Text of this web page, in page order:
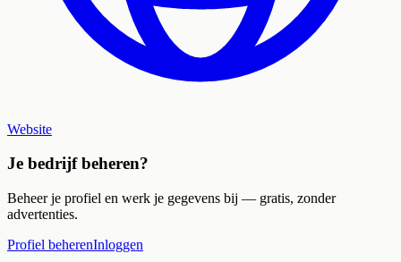
Website
Je bedrijf beheren?
Beheer je profiel en werk je gegevens bij — gratis, zonder
advertenties.
Profiel beherenInloggen